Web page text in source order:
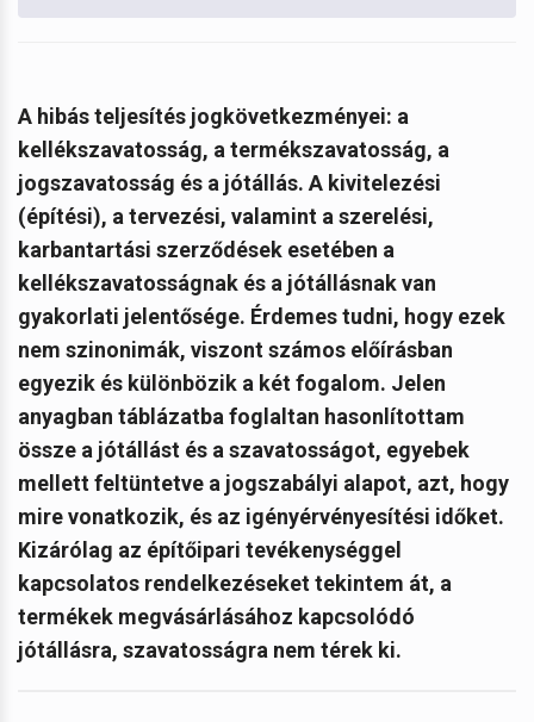
A hibás teljesítés jogkövetkezményei: a
kellékszavatosság, a termékszavatosság, a
jogszavatosság és a jótállás. A kivitelezési
(építési), a tervezési, valamint a szerelési,
karbantartási szerződések esetében a
kellékszavatosságnak és a jótállásnak van
gyakorlati jelentősége. Érdemes tudni, hogy ezek
nem szinonimák, viszont számos előírásban
egyezik és különbözik a két fogalom. Jelen
anyagban táblázatba foglaltan hasonlítottam
össze a jótállást és a szavatosságot, egyebek
mellett feltüntetve a jogszabályi alapot, azt, hogy
mire vonatkozik, és az igényérvényesítési időket.
Kizárólag az építőipari tevékenységgel
kapcsolatos rendelkezéseket tekintem át, a
termékek megvásárlásához kapcsolódó
jótállásra, szavatosságra nem térek ki.